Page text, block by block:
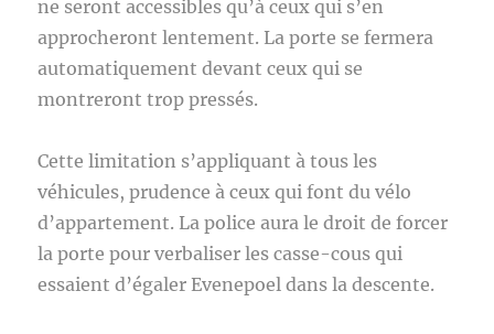
ne seront accessibles qu’à ceux qui s’en
approcheront lentement. La porte se fermera
automatiquement devant ceux qui se
montreront trop pressés.
Cette limitation s’appliquant à tous les
véhicules, prudence à ceux qui font du vélo
d’appartement. La police aura le droit de forcer
la porte pour verbaliser les casse-cous qui
essaient d’égaler Evenepoel dans la descente.